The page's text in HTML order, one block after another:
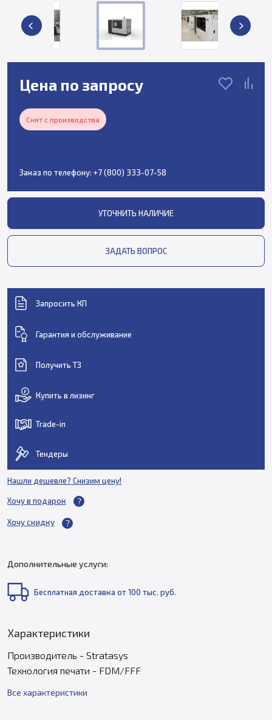
Цена по запросу
Снят с производства
Заказ по телефону: +7 (800) 333-07-58
УТОЧНИТЬ НАЛИЧИЕ
ЗАДАТЬ ВОПРОС
Запросить КП
Гарантия и обслуживание
Получить ТЗ
Купить в лизинг
Trade-in
Тендеры
Нашли дешевле? Снизим цену!
Хочу в подарок
Хочу скидку
Дополнительные услуги:
Бесплатная доставка от 100 тыс. руб.
Характеристики
Производитель - Stratasys
Технология печати - FDM/FFF
Все характеристики